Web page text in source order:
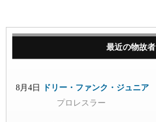
最近の物故者
8月4日
ドリー・ファンク・ジュニア
プロレスラー